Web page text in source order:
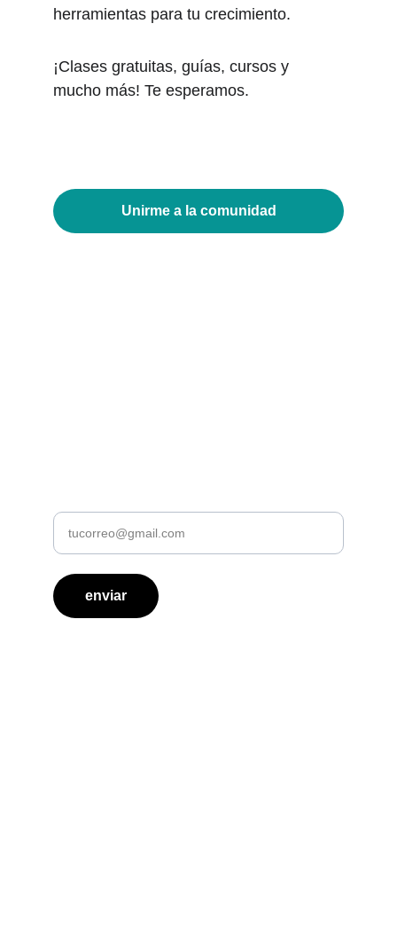
herramientas para tu crecimiento.
¡Clases gratuitas, guías, cursos y
mucho más! Te esperamos.
Unirme a la comunidad
enviar